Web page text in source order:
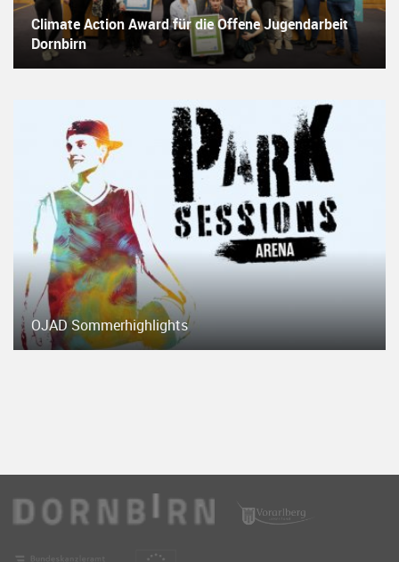
Climate Action Award für die Offene Jugendarbeit
Dornbirn
OJAD Sommerhighlights